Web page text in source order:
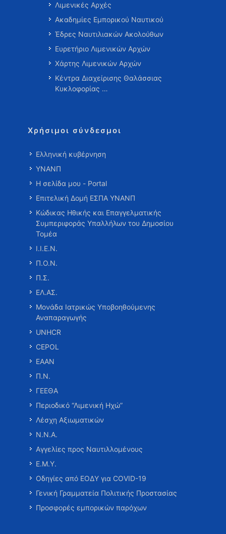
Λιμενικές Αρχές
Ακαδημίες Εμπορικού Ναυτικού
Έδρες Ναυτιλιακών Ακολούθων
Ευρετήριο Λιμενικών Αρχών
Χάρτης Λιμενικών Αρχών
Κέντρα Διαχείρισης Θαλάσσιας
Κυκλοφορίας …
Χρήσιμοι σύνδεσμοι
Ελληνική κυβέρνηση
ΥΝΑΝΠ
Η σελίδα μου - Portal
Επιτελική Δομή ΕΣΠΑ ΥΝΑΝΠ
Κώδικας Ηθικής και Επαγγελματικής
Συμπεριφοράς Υπαλλήλων του Δημοσίου
Τομέα
Ι.Ι.Ε.Ν.
Π.Ο.Ν.
Π.Σ.
ΕΛ.ΑΣ.
Μονάδα Ιατρικώς Υποβοηθούμενης
Αναπαραγωγής
UNHCR
CEPOL
ΕΑΑΝ
Π.Ν.
ΓΕΕΘΑ
Περιοδικό “Λιμενική Ηχώ”
Λέσχη Αξιωματικών
Ν.Ν.Α.
Αγγελίες προς Ναυτιλλομένους
Ε.Μ.Υ.
Οδηγίες από ΕΟΔΥ για COVID-19
Γενική Γραμματεία Πολιτικής Προστασίας
Προσφορές εμπορικών παρόχων